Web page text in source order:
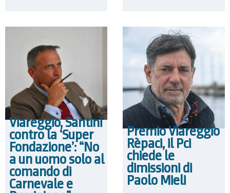
Viareggio, Santini
contro la ‘Super
Fondazione’: “No
a un uomo solo al
comando di
Carnevale e
Premio Viareggio
Rèpaci, il Pci
chiede le
dimissioni di
Paolo Mieli